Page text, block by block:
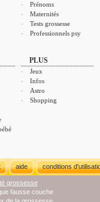
Prénoms
Maternités
Tests grossesse
Professionnels psy
PLUS
Jeux
Infos
Astro
Shopping
aide conditions
grossesse
fausse couche